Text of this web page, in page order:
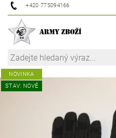
+420 775094166
NOVINKA
STAV: NOVÉ